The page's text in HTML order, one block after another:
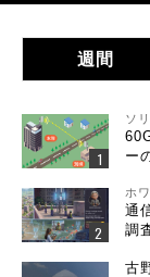
週間
ソ
ー
ホ
通
調
古